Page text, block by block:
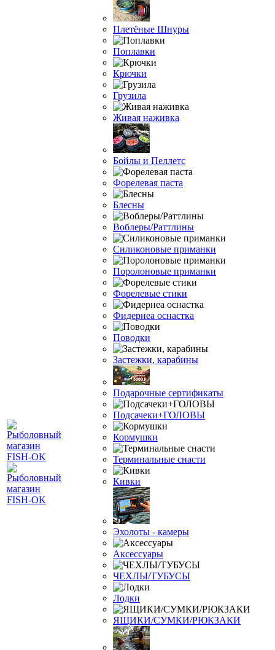
Плетёные Шнуры
Поплавки
Крючки
Грузила
Живая наживка
Бойлы и Пеллетс
Форелевая паста
Блесны
Воблеры/Раттлины
Силиконовые приманки
Поролоновые приманки
Форелевые стики
Фидернеа оснастка
Поводки
Застежки, карабины
Подарочные сертификаты
Подсачеки+ГОЛОВЫ
Кормушки
Терминальные снасти
Кивки
Эхолоты - камеры
Аксессуары
ЧЕХЛЫ/ТУБУСЫ
Лодки
ЯЩИКИ/СУМКИ/РЮКЗАКИ